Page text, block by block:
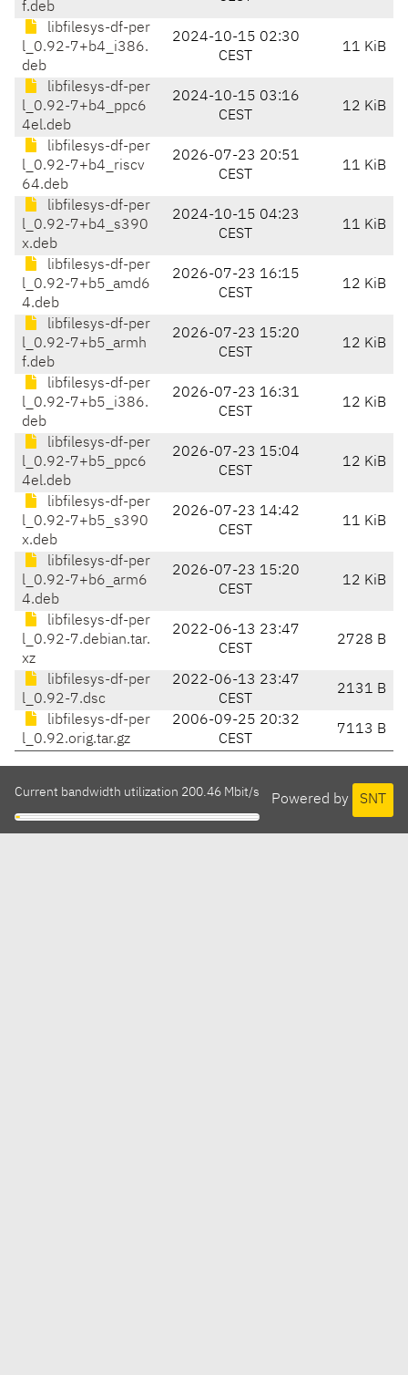
f.deb
libfilesys-df-per
l_0.92-7+b4_i386.
deb
2024-10-15 02:30
CEST
11 KiB
libfilesys-df-per
l_0.92-7+b4_ppc6
4el.deb
2024-10-15 03:16
CEST
12 KiB
libfilesys-df-per
l_0.92-7+b4_riscv
64.deb
2026-07-23 20:51
CEST
11 KiB
libfilesys-df-per
l_0.92-7+b4_s390
x.deb
2024-10-15 04:23
CEST
11 KiB
libfilesys-df-per
l_0.92-7+b5_amd6
4.deb
2026-07-23 16:15
CEST
12 KiB
libfilesys-df-per
l_0.92-7+b5_armh
f.deb
2026-07-23 15:20
CEST
12 KiB
libfilesys-df-per
l_0.92-7+b5_i386.
deb
2026-07-23 16:31
CEST
12 KiB
libfilesys-df-per
l_0.92-7+b5_ppc6
4el.deb
2026-07-23 15:04
CEST
12 KiB
libfilesys-df-per
l_0.92-7+b5_s390
x.deb
2026-07-23 14:42
CEST
11 KiB
libfilesys-df-per
l_0.92-7+b6_arm6
4.deb
2026-07-23 15:20
CEST
12 KiB
libfilesys-df-per
l_0.92-7.debian.tar.
xz
2022-06-13 23:47
CEST
2728 B
libfilesys-df-per
l_0.92-7.dsc
2022-06-13 23:47
CEST
2131 B
libfilesys-df-per
l_0.92.orig.tar.gz
2006-09-25 20:32
CEST
7113 B
Powered by SNT
Current bandwidth utilization 200.46 Mbit/s